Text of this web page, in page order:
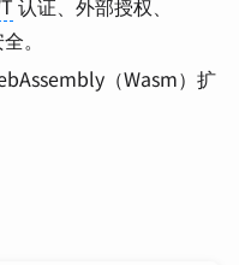
认证、外部授权、
。
（Wasm）扩